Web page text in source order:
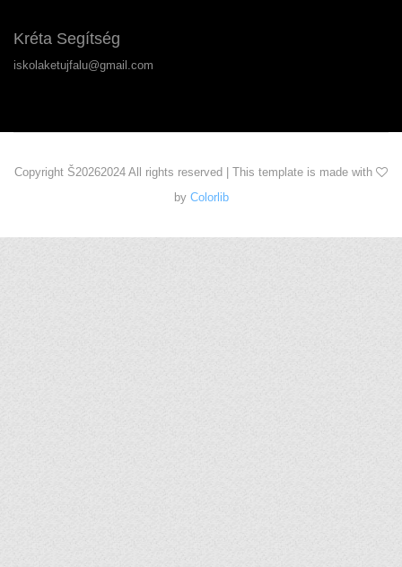
Kréta Segítség
iskolaketujfalu@gmail.com
Copyright Š20262024 All rights reserved | This template is made with
by Colorlib